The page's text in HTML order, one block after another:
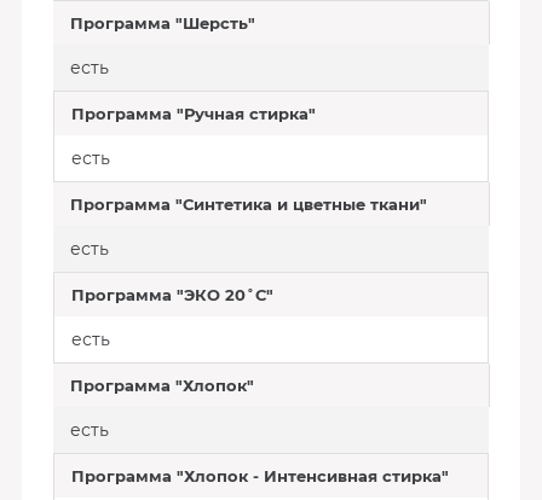
Программа "Шерсть"
есть
Программа "Ручная стирка"
есть
Программа "Синтетика и цветные ткани"
есть
Программа "ЭКО 20˚С"
есть
Программа "Хлопок"
есть
Программа "Хлопок - Интенсивная стирка"